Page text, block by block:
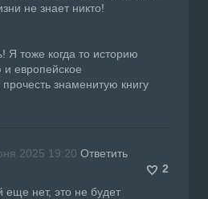
не знает никто!
тоже когда то историю
европейское
знаменитую книгу
2025 19:20 Ответить
2
нет, это не будет